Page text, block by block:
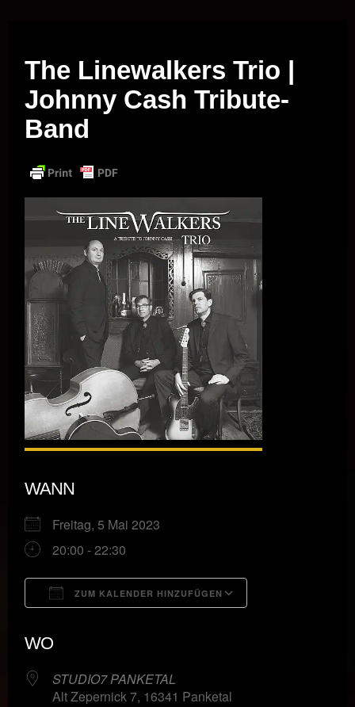
The Linewalkers Trio |
Johnny Cash Tribute-
Band
WANN
Freitag, 5 Mai 2023
20:00 - 22:30
ZUM KALENDER HINZUFÜGEN
WO
STUDIO7 PANKETAL
Alt Zepernick 7, 16341 Panketal